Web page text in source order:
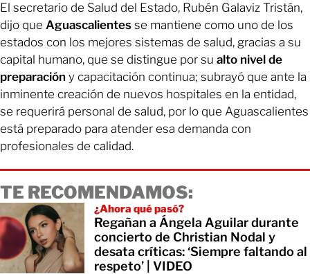
El secretario de Salud del Estado, Rubén Galaviz Tristán,
dijo que Aguascalientes se mantiene como uno de los
estados con los mejores sistemas de salud, gracias a su
capital humano, que se distingue por su alto nivel de
preparación y capacitación continua; subrayó que ante la
inminente creación de nuevos hospitales en la entidad,
se requerirá personal de salud, por lo que Aguascalientes
está preparado para atender esa demanda con
profesionales de calidad.
TE RECOMENDAMOS:
¿Ahora qué pasó?
Regañan a Ángela Aguilar durante
concierto de Christian Nodal y
desata críticas: ‘Siempre faltando al
respeto’ | VIDEO